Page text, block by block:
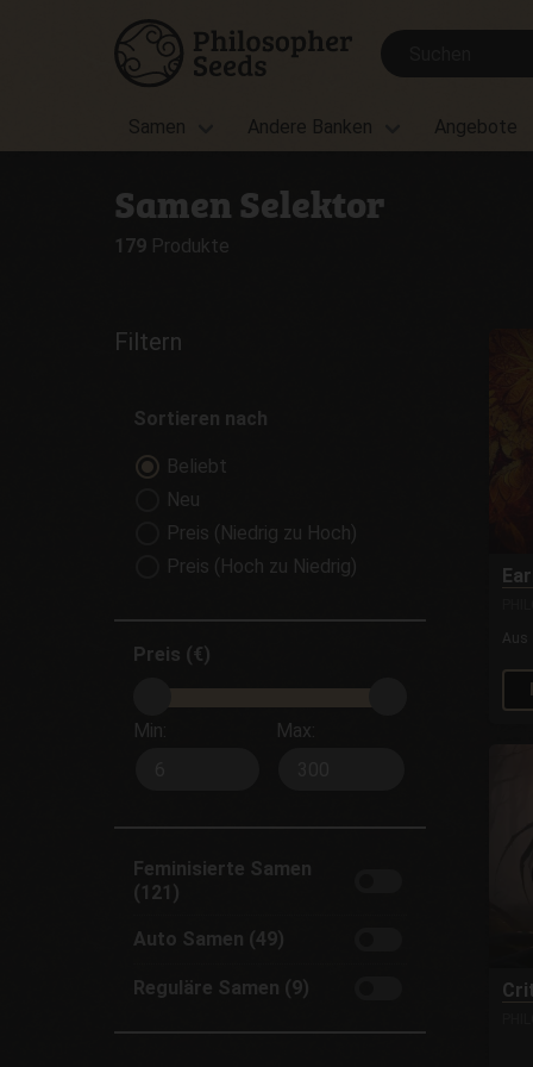
Samen Andere Banken Angebote
Samen Selektor
179 Produkte
Filtern
Sortieren nach
Beliebt
Neu
Preis (Niedrig zu Hoch)
Preis (Hoch zu Niedrig)
Preis (€)
Min: Max:
Feminisierte Samen
(121)
Auto Samen (49)
Reguläre Samen (9)
Aus